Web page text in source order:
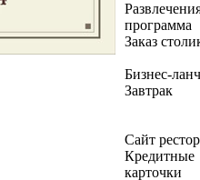
программа
Заказ
Бизнес-
Завтрак
Сайт
Кредитные
карточки